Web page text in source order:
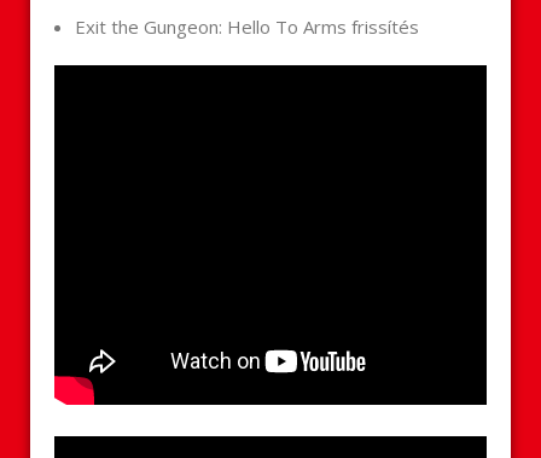
Exit the Gungeon: Hello To Arms frissítés